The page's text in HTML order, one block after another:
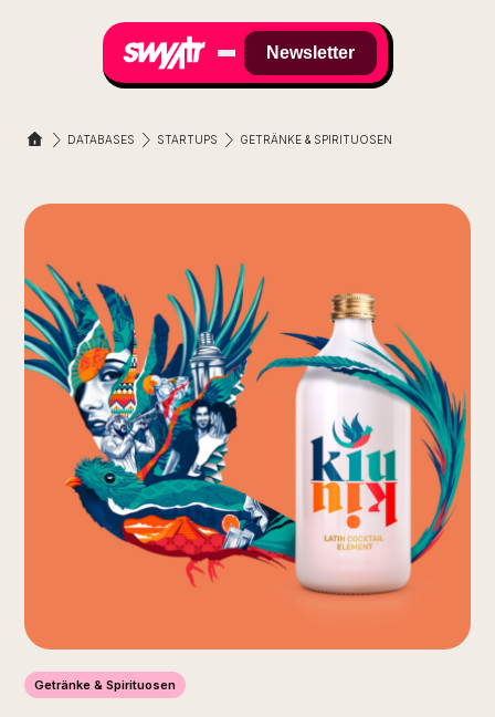
Newsletter
DATABASES STARTUPS GETRÄNKE & SPIRITUOSEN
Getränke & Spirituosen